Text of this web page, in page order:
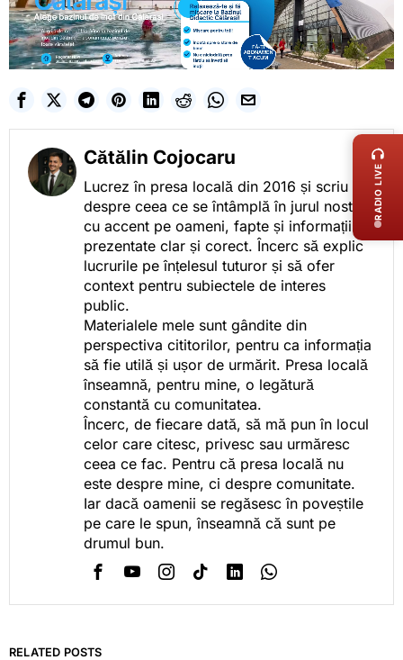
Cătălin Cojocaru
Lucrez în presa locală din 2016 și scriu
despre ceea ce se întâmplă în jurul nostru,
cu accent pe oameni, fapte și informații
prezentate clar și corect. Încerc să explic
lucrurile pe înțelesul tuturor și să ofer
context pentru subiectele de interes
public.
Materialele mele sunt gândite din
perspectiva cititorilor, pentru ca informația
să fie utilă și ușor de urmărit. Presa locală
înseamnă, pentru mine, o legătură
constantă cu comunitatea.
Încerc, de fiecare dată, să mă pun în locul
celor care citesc, privesc sau urmăresc
ceea ce fac. Pentru că presa locală nu
este despre mine, ci despre comunitate.
Iar dacă oamenii se regăsesc în poveștile
pe care le spun, înseamnă că sunt pe
drumul bun.
RELATED POSTS
RADIO LIVE